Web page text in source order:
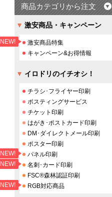
商品カテゴリから注文
激安商品・キャンペーン
NEW!
激安商品特集
キャンペーン&お得情報
イロドリのイチオシ！
チラシ･フライヤー印刷
ポスティングサービス
チケット印刷
はがき･ポストカード印刷
DM･ダイレクトメール印刷
ポスター印刷
NEW! パネル印刷
NEW!
名刺･カード印刷
FSC®森林認証印刷
NEW! RGB対応商品